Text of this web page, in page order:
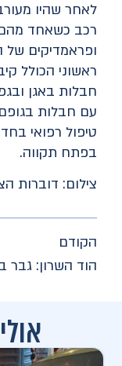
לאחר שהיו
רכב כשאחד
ופראמדיקים של
חבלות באגן
עם חבלות
טיפול רפואי
בפתח תקווה.
צילום: דוברות
הקודם